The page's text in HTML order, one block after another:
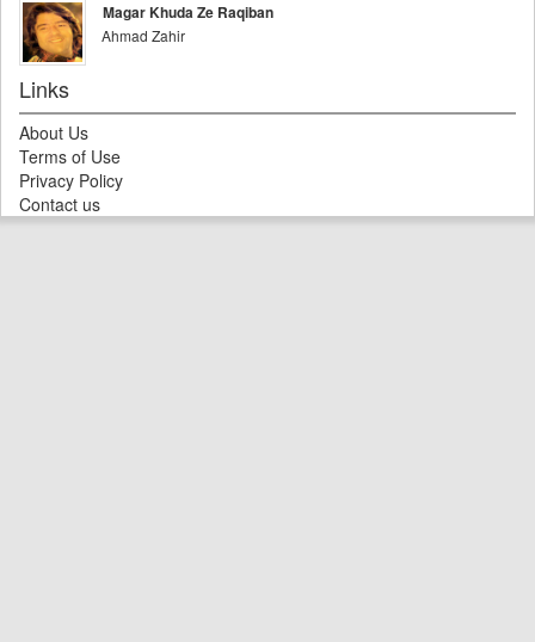
Magar Khuda Ze Raqiban
Ahmad Zahir
Links
About Us
Terms of Use
Privacy Policy
Contact us